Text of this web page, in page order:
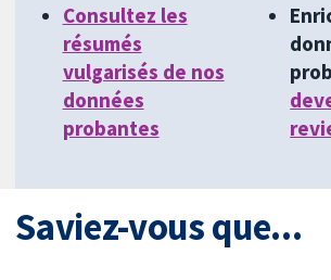
Consultez les
résumés
vulgarisés de nos
données
probantes
Saviez-vous que...